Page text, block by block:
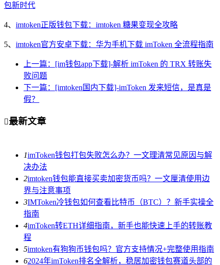
包新时代
4、 imtoken正版钱包下载：imtoken 糖果变现全攻略
5、 imtoken官方安卓下载：华为手机下载 imToken 全流程指南
上一篇：[im钱包app下载]-解析 imToken 的 TRX 转账失
败问题
下一篇：[imtoken国内下载]-imToken 发来短信，是真是
假？
最新文章
1imToken钱包打包失败怎么办？一文理清常见原因与解
决办法
2imtoken钱包能直接买卖加密货币吗？一文厘清使用边
界与注意事项
3IMToken冷钱包如何查看比特币（BTC）？新手实操全
指南
4imToken转ETH详细指南，新手也能快速上手的转账教
程
5imtoken有狗狗币钱包吗？官方支持情况+完整使用指南
62024年imToken排名全解析，稳居加密钱包赛道头部的